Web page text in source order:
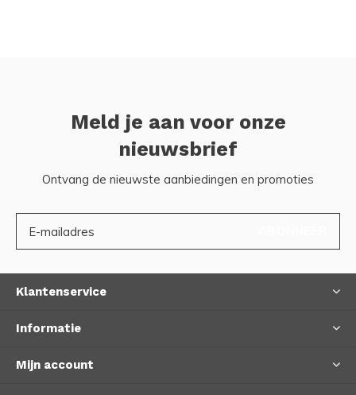
Meld je aan voor onze
nieuwsbrief
Ontvang de nieuwste aanbiedingen en promoties
Klantenservice
Informatie
Mijn account